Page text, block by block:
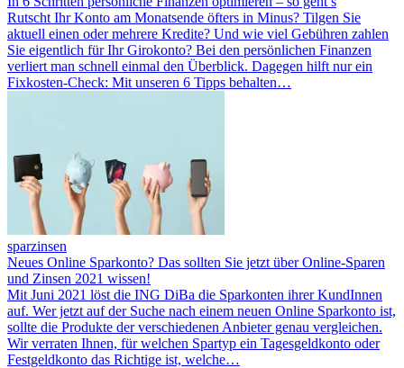
Rutscht Ihr Konto am Monatsende öfters in Minus? Tilgen Sie
aktuell einen oder mehrere Kredite? Und wie viel Gebühren zahlen
Sie eigentlich für Ihr Girokonto? Bei den persönlichen Finanzen
verliert man schnell einmal den Überblick. Dagegen hilft nur ein
Fixkosten-Check: Mit unseren 6 Tipps behalten…
sparzinsen
Neues Online Sparkonto? Das sollten Sie jetzt über Online-Sparen
und Zinsen 2021 wissen!
Mit Juni 2021 löst die ING DiBa die Sparkonten ihrer KundInnen
auf. Wer jetzt auf der Suche nach einem neuen Online Sparkonto ist,
sollte die Produkte der verschiedenen Anbieter genau vergleichen.
Wir verraten Ihnen, für welchen Spartyp ein Tagesgeldkonto oder
Festgeldkonto das Richtige ist, welche…